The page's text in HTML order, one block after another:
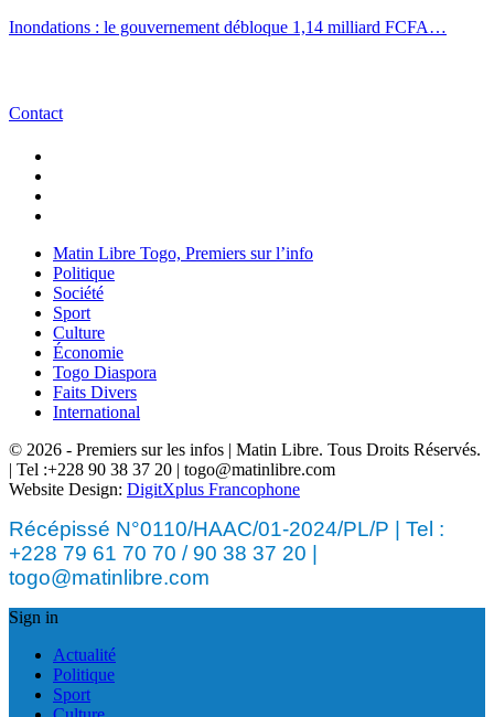
Inondations : le gouvernement débloque 1,14 milliard FCFA…
Contact
Matin Libre Togo, Premiers sur l’info
Politique
Société
Sport
Culture
Économie
Togo Diaspora
Faits Divers
International
© 2026 - Premiers sur les infos | Matin Libre. Tous Droits Réservés.
| Tel :+228 90 38 37 20 | togo@matinlibre.com
Website Design: DigitXplus Francophone
Récépissé N°0110/HAAC/01-2024/PL/P | Tel :
+228 79 61 70 70 / 90 38 37 20 |
togo@matinlibre.com
Sign in
Actualité
Politique
Sport